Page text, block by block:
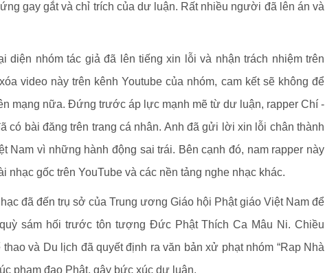
gay gắt và chỉ trích của dư luận. Rất nhiều người đã lên án và
diện nhóm tác giả đã lên tiếng xin lỗi và nhận trách nhiệm trên
video này trên kênh Youtube của nhóm, cam kết sẽ không để
mạng nữa. Đứng trước áp lực mạnh mẽ từ dư luận, rapper Chí -
có bài đăng trên trang cá nhân. Anh đã gửi lời xin lỗi chân thành
Nam vì những hành động sai trái. Bên cạnh đó, nam rapper này
nhạc gốc trên YouTube và các nền tảng nghe nhạc khác.
đã đến trụ sở của Trung ương Giáo hội Phật giáo Việt Nam để
sám hối trước tôn tượng Đức Phật Thích Ca Mâu Ni. Chiều
và Du lịch đã quyết định ra văn bản xử phạt nhóm “Rap Nhà
phạm đạo Phật, gây bức xúc dư luận.